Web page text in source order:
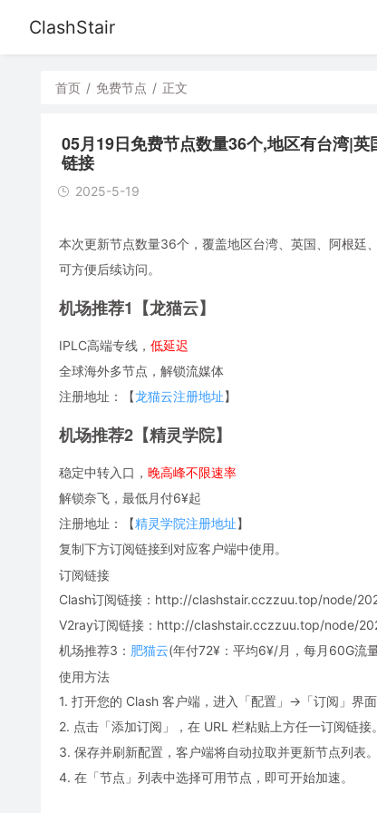
ClashStair
首页 / 免费节点 / 正文
05月19日免费节点数量36个,地区有台湾|
链接
2025-5-19
本次更新节点数量36个，覆盖地区台湾、英国、阿根廷
可方便后续访问。
机场推荐1【龙猫云】
IPLC高端专线， 低延迟
全球海外多节点，解锁流媒体
注册地址：【龙猫云注册地址】
机场推荐2【精灵学院】
稳定中转入口， 晚高峰不限速率
解锁奈飞，最低月付6¥起
注册地址：【精灵学院注册地址】
复制下方订阅链接到对应客户端中使用。
订阅链接
Clash订阅链接：http://clashstair.cczzuu.top/node/
V2ray订阅链接：http://clashstair.cczzuu.top/node/
机场推荐3： 肥猫云(年付72¥：平均6¥/月，每月60G流
使用方法
1. 打开您的 Clash 客户端，进入「配置」→「订阅」界面
2. 点击「添加订阅」，在 URL 栏粘贴上方任一订阅链接。
3. 保存并刷新配置，客户端将自动拉取并更新节点列表。
4. 在「节点」列表中选择可用节点，即可开始加速。